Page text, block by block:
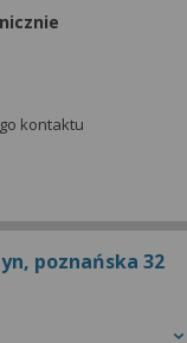
kontaktu
rejestracji
poznańska 32